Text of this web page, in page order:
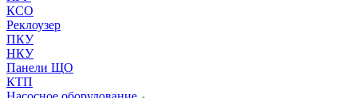
КСО
Реклоузер
ПКУ
НКУ
Панели ЩО
КТП